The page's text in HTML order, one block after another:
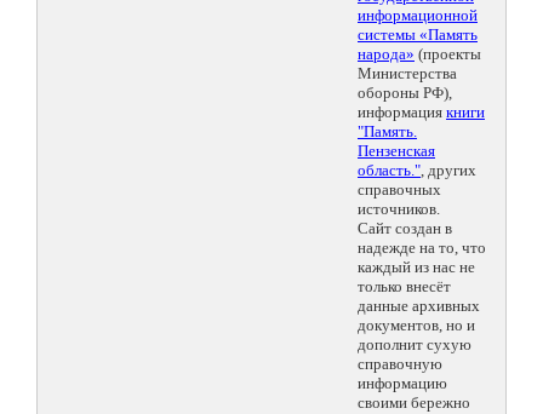
информационной
системы «Память
народа» (проекты
Министерства
обороны РФ),
информация книги
"Память.
Пензенская
область.", других
справочных
источников.
Сайт создан в
надежде на то, что
каждый из нас не
только внесёт
данные архивных
документов, но и
дополнит сухую
справочную
информацию
своими бережно